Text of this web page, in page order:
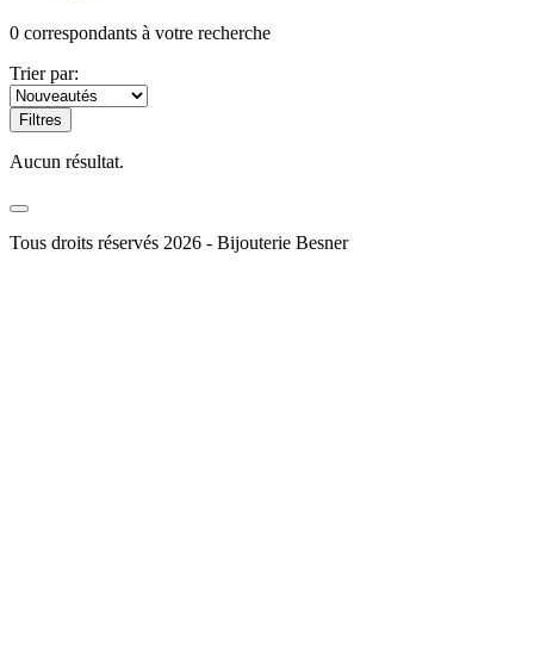
0 correspondants à votre recherche
Trier par:
Filtres
Aucun résultat.
Tous droits réservés 2026 - Bijouterie Besner